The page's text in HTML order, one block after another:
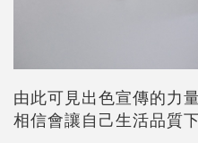
由此可見出色宣傳的力
相信會讓自己生活品質